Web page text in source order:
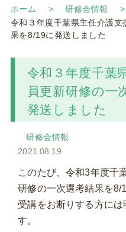
ホーム
研修会情報
令和３年度千葉県主任介護
果を8/19に発送しました
令和３年度千葉
員更新研修の一
発送しました
研修会情報
2021.08.19
このたび、令和3年度千
研修の一次選考結果を8/
受講をお断りする方に
す。